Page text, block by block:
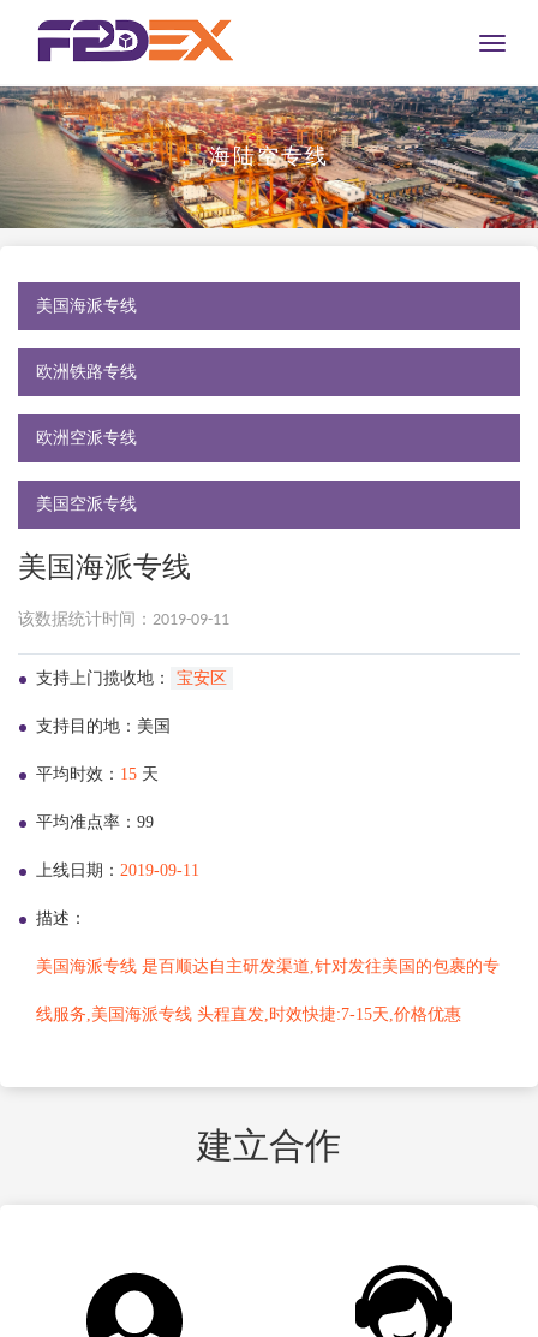
Toggle
海陆空专线
美国海派专线
欧洲铁路专线
欧洲空派专线
美国空派专线
美国海派专线
该数据统计时间：2019-09-11
支持上门揽收地： 宝安区
支持目的地：美国
平均时效： 15 天
平均准点率：99
上线日期： 2019-09-11
描述：
美国海派专线 是百顺达自主研发渠道,针对发往美国的包裹的专
线服务,美国海派专线 头程直发,时效快捷:7-15天,价格优惠
建立合作